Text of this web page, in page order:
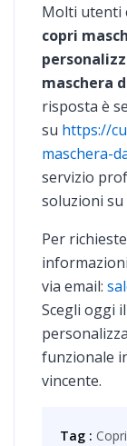
Molti utenti
copri
maschera
risposta è
su https://
maschera-
servizio
soluzioni
Per
via email:
Scegli oggi
funzionale
vincente.
Tag :